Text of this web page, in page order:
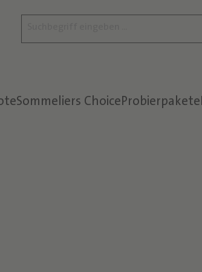
Sommeliers ChoiceProbierpakete